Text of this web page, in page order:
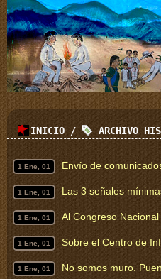
INICIO / ARCHIVO
1 Ene, 01 Envío de
1 Ene, 01 Las 3 señales
1 Ene, 01 Al Congreso
1 Ene, 01 Sobre el Centro de
1 Ene, 01 No somos muro.